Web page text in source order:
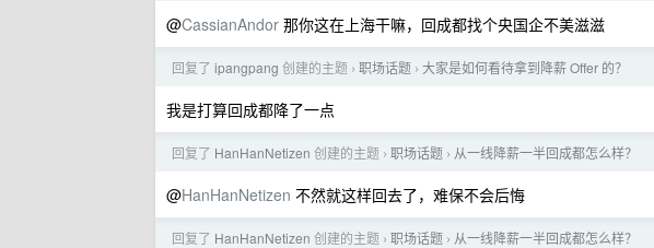
@CassianAndor 那你这在上海干嘛，回成都找个央国企不美滋滋
回复了 ipangpang 创建的主题 › 职场话题 › 大家是如何看待拿到降薪 Offer 的？
我是打算回成都降了一点
回复了 HanHanNetizen 创建的主题 › 职场话题 › 从一线降薪一半回成都怎么样？
@HanHanNetizen 不然就这样回去了，难保不会后悔
回复了 HanHanNetizen 创建的主题 › 职场话题 › 从一线降薪一半回成都怎么样？